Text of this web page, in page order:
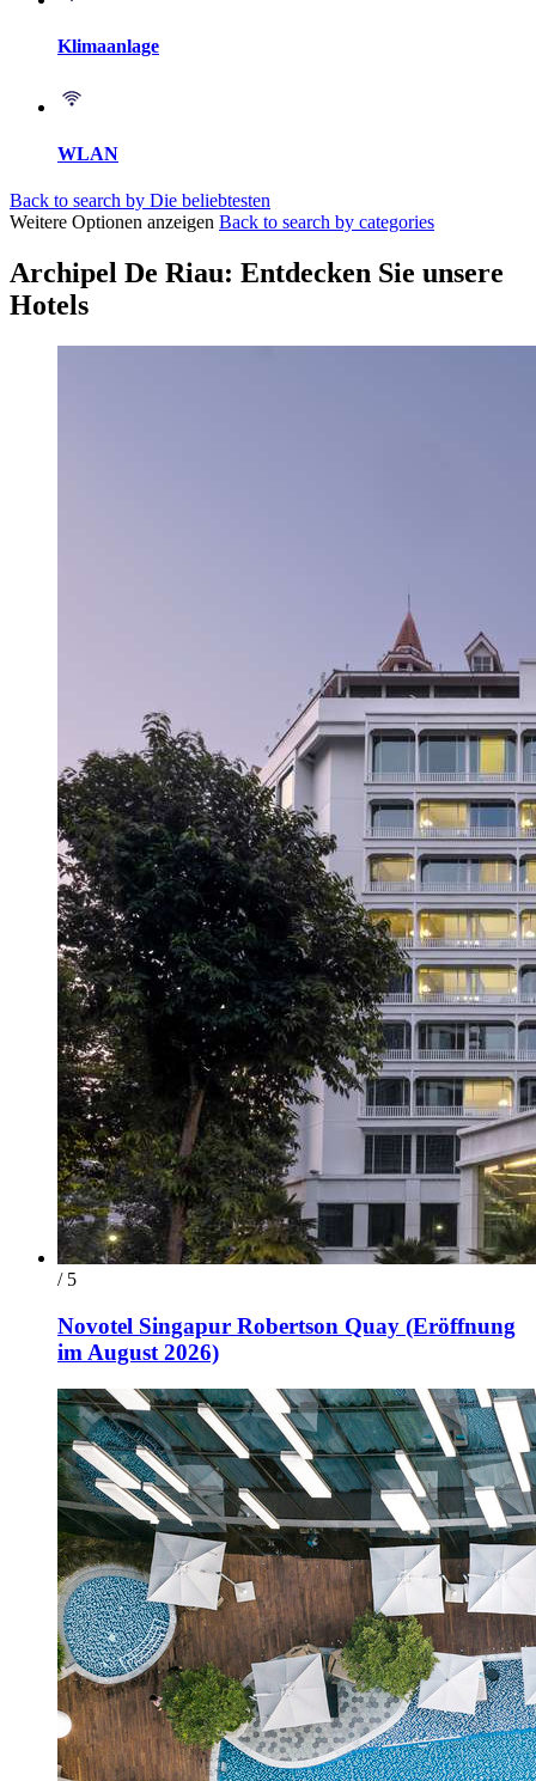
Klimaanlage
WLAN
Back to search by Die beliebtesten
Weitere Optionen anzeigen Back to search by categories
Archipel De Riau: Entdecken Sie unsere
Hotels
/ 5
Novotel Singapur Robertson Quay (Eröffnung
im August 2026)